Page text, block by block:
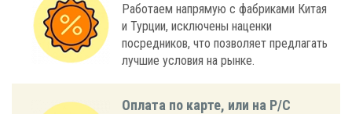
Работаем напрямую с фабриками Китая
и Турции, исключены наценки
посредников, что позволяет предлагать
лучшие условия на рынке.
Оплата по карте, или на Р/С